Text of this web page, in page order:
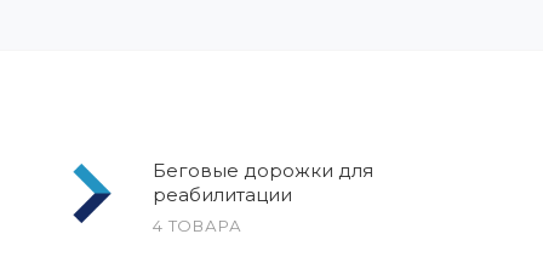
Беговые дорожки для
реабилитации
4 ТОВАРА